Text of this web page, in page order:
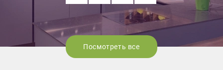
Посмотреть все